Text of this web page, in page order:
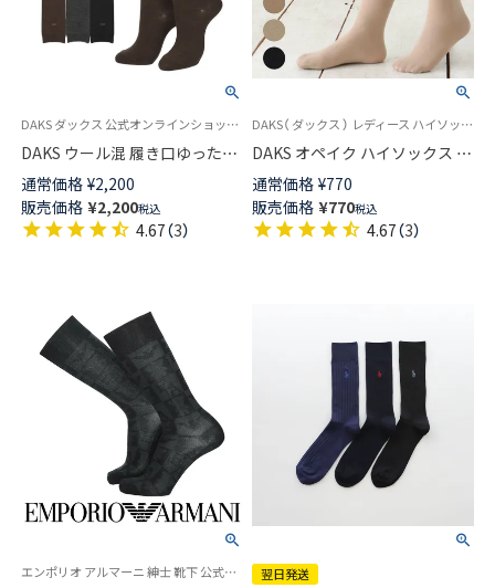
DAKS ダックス 公式オンラインショップ あったかウール混ハイソックス
DAKS ウール混 履き口ゆったり
ハイソックス 無地 レディース
日本製 03368721
通常価格 ¥2,200
販売価格 ¥2,200税込
4.67（3）
DAKS（ ダックス ） レディース ハイソックス 婦人 靴下
DAKS オペイク ハイソックス 40
デニール レディース 01536102
通常価格 ¥770
販売価格 ¥770税込
4.67（3）
エンポリオ アルマーニ 紳士 靴下 公式ショップ
翌日発送